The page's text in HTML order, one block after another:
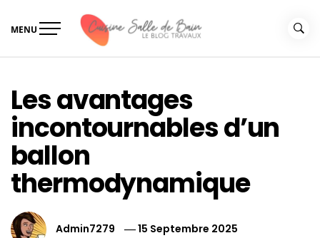
MENU
Les avantages
incontournables d’un
ballon
thermodynamique
Admin7279
15 Septembre 2025